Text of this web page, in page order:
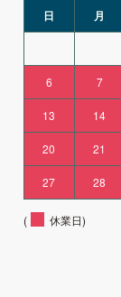
日 月
6 7
13 14
20 21
27 28
( 休業日)